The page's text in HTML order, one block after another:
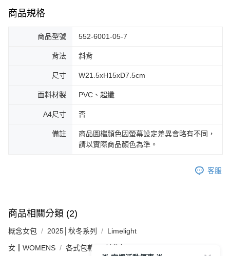
商品規格
商品型號 552-6001-05-7
背法 斜背
尺寸 W21.5xH15xD7.5cm
面料材製 PVC、超纖
A4尺寸 否
備註
商品圖檔顏色因螢幕設定差異會略有不同，
請以實際商品顏色為準。
客服
商品相關分類 (2)
概念女包 2025│秋冬系列 Limelight
女┃WOMENS 各式包款 斜背包